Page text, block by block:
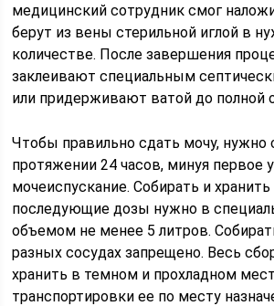
медицинский сотрудник смог
берут из вены стерильной иглой в
количестве. После завершения
заклеивают специальным
или придерживают ватой до полной
Чтобы правильно сдать мочу, нужно
протяжении 24 часов, минуя первое
мочеиспускание. Собирать и
последующие дозы нужно в
объемом не менее 5 литров.
разных сосудах запрещено. Весь
хранить в темном и прохладном
транспортировки ее по месту